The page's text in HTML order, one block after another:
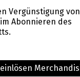
Vergünstigung
Abonnieren des